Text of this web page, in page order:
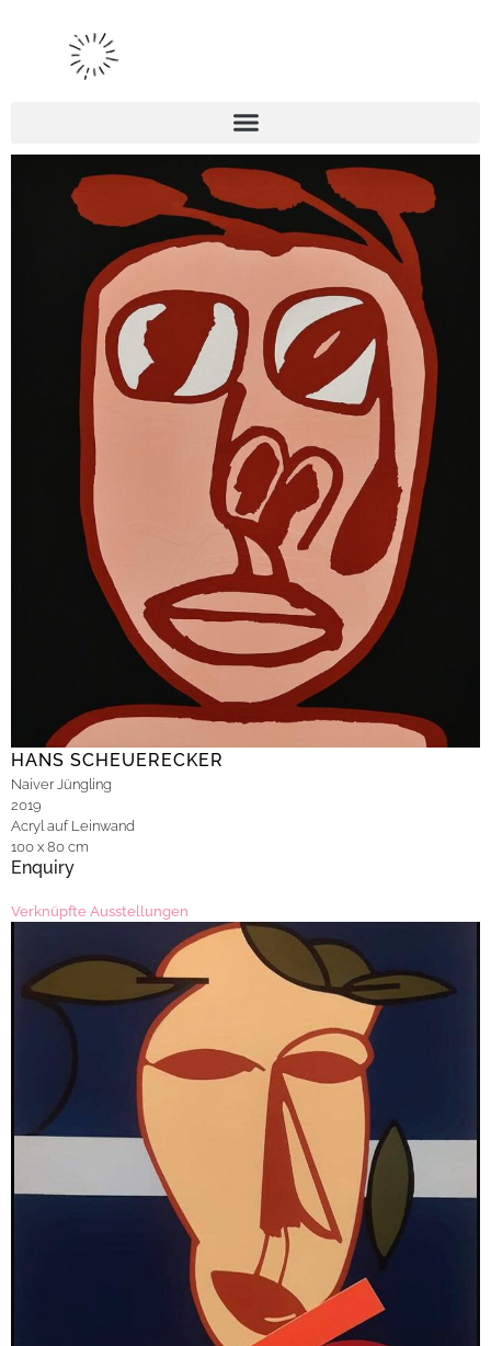
HANS SCHEUERECKER
Naiver Jüngling
2019
Acryl auf Leinwand
100 x 80 cm
Enquiry
Verknüpfte Ausstellungen